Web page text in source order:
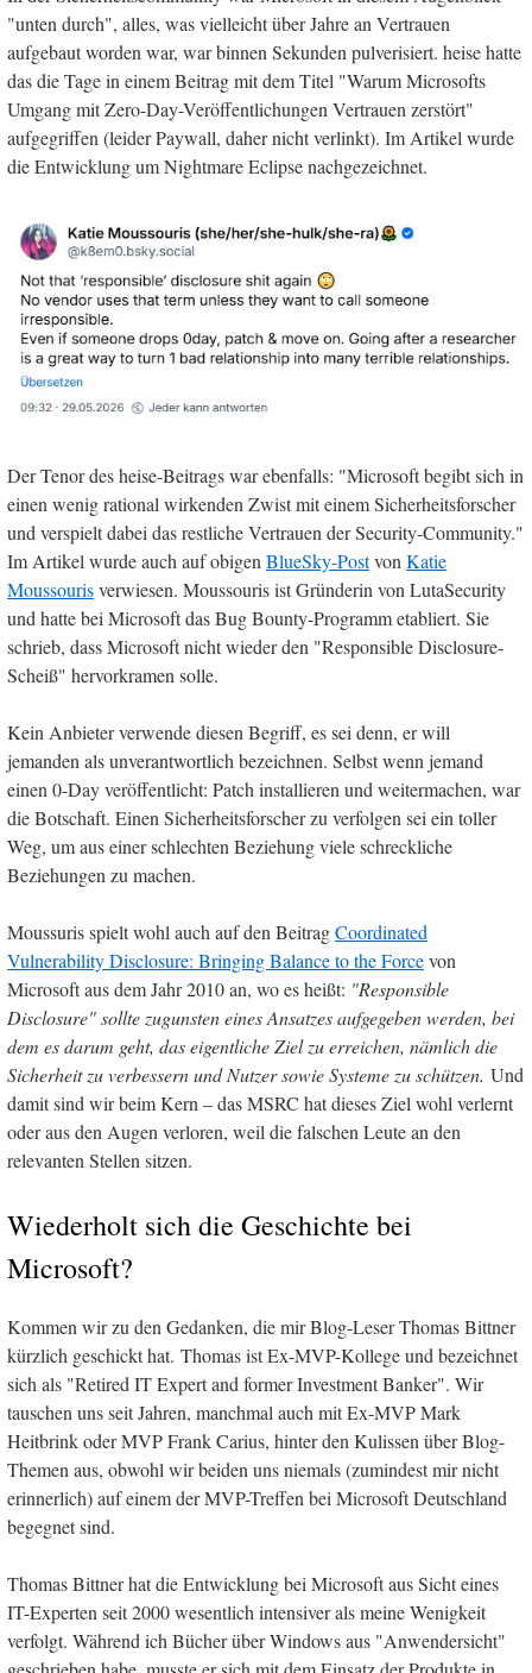
"unten durch", alles, was vielleicht über Jahre an Vertrauen
aufgebaut worden war, war binnen Sekunden pulverisiert. heise hatte
das die Tage in einem Beitrag mit dem Titel "Warum Microsofts
Umgang mit Zero-Day-Veröffentlichungen Vertrauen zerstört"
aufgegriffen (leider Paywall, daher nicht verlinkt). Im Artikel wurde
die Entwicklung um Nightmare Eclipse nachgezeichnet.
Der Tenor des heise-Beitrags war ebenfalls: "Microsoft begibt sich in
einen wenig rational wirkenden Zwist mit einem Sicherheitsforscher
und verspielt dabei das restliche Vertrauen der Security-Community."
Im Artikel wurde auch auf obigen BlueSky-Postvon Katie
Moussourisverwiesen. Moussouris ist Gründerin von LutaSecurity
und hatte bei Microsoft das Bug Bounty-Programm etabliert. Sie
schrieb, dass Microsoft nicht wieder den "Responsible Disclosure-
Scheiß" hervorkramen solle.
Kein Anbieter verwende diesen Begriff, es sei denn, er will
jemanden als unverantwortlich bezeichnen. Selbst wenn jemand
einen 0-Day veröffentlicht: Patch installieren und weitermachen, war
die Botschaft. Einen Sicherheitsforscher zu verfolgen sei ein toller
Weg, um aus einer schlechten Beziehung viele schreckliche
Beziehungen zu machen.
Moussuris spielt wohl auch auf den BeitragCoordinated
Vulnerability Disclosure: Bringing Balance to the Forcevon
Microsoft aus dem Jahr 2010 an, wo es heißt: "Responsible
Disclosure" sollte zugunsten eines Ansatzes aufgegeben werden, bei
dem es darum geht, das eigentliche Ziel zu erreichen, nämlich die
Sicherheit zu verbessern und Nutzer sowie Systeme zu schützen. Und
damit sind wir beim Kern – das MSRC hat dieses Ziel wohl verlernt
oder aus den Augen verloren, weil die falschen Leute an den
relevanten Stellen sitzen.
Wiederholt sich die Geschichte bei
Microsoft?
Kommen wir zu den Gedanken, die mir Blog-Leser Thomas Bittner
kürzlich geschickt hat. Thomas ist Ex-MVP-Kollege und bezeichnet
sich als "Retired IT Expert and former Investment Banker". Wir
tauschen uns seit Jahren, manchmal auch mit Ex-MVP Mark
Heitbrink oder MVP Frank Carius, hinter den Kulissen über Blog-
Themen aus, obwohl wir beiden uns niemals (zumindest mir nicht
erinnerlich) auf einem der MVP-Treffen bei Microsoft Deutschland
begegnet sind.
Thomas Bittner hat die Entwicklung bei Microsoft aus Sicht eines
IT-Experten seit 2000 wesentlich intensiver als meine Wenigkeit
verfolgt. Während ich Bücher über Windows aus "Anwendersicht"